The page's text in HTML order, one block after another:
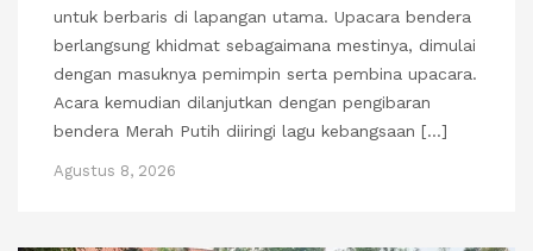
untuk berbaris di lapangan utama. Upacara bendera
berlangsung khidmat sebagaimana mestinya, dimulai
dengan masuknya pemimpin serta pembina upacara.
Acara kemudian dilanjutkan dengan pengibaran
bendera Merah Putih diiringi lagu kebangsaan […]
Agustus 8, 2026